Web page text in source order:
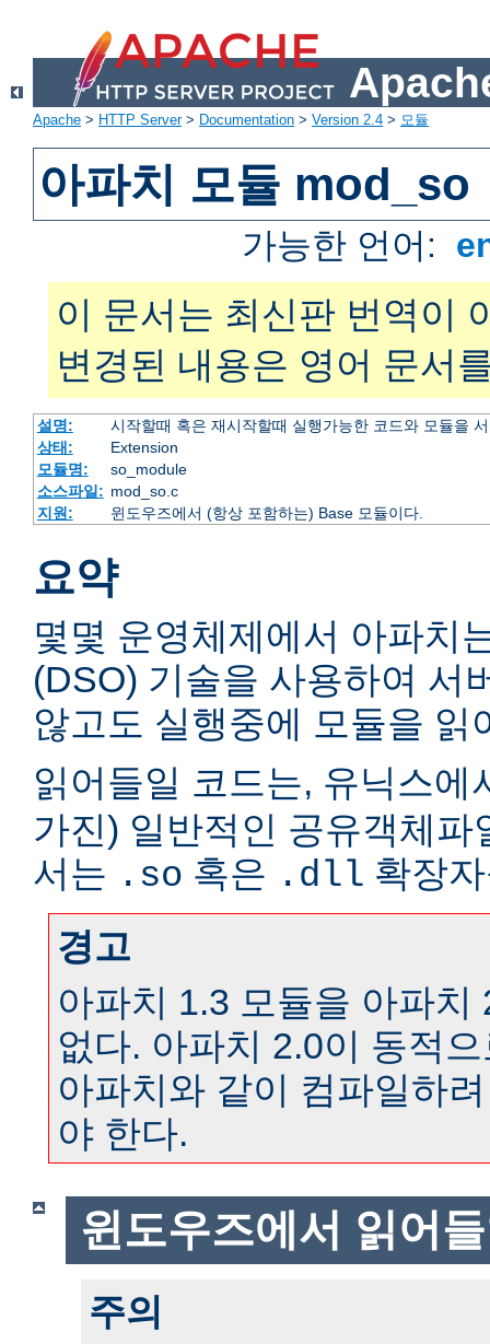
Apache > HTTP Server> Documentation > Version 2.4 > 모듈
아파치 모듈 mod_so
가능한 언어:
이 문서는 최신판 번역이
변경된 내용은 영어 문서
설명:
시작할때 혹은 재시작할때 실행가능한 코드와 모듈을
상태:
Extension
모듈명:
so_module
소스파일: mod_so.c
지원:
윈도우즈에서 (항상 포함하는) Base 모듈이다.
요약
몇몇 운영체제에서 아파치
(DSO) 기술을 사용하여 서
않고도 실행중에 모듈을 읽
읽어들일 코드는, 유닉스에
가진) 일반적인 공유객체파
서는 .so 혹은 .dll 확장
경고
아파치 1.3 모듈을 아파치
없다. 아파치 2.0이 동적
아파치와 같이 컴파일하
야 한다.
윈도우즈에서 읽어
주의